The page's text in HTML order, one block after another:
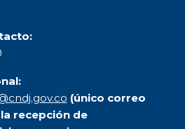
(único correo
recepción de